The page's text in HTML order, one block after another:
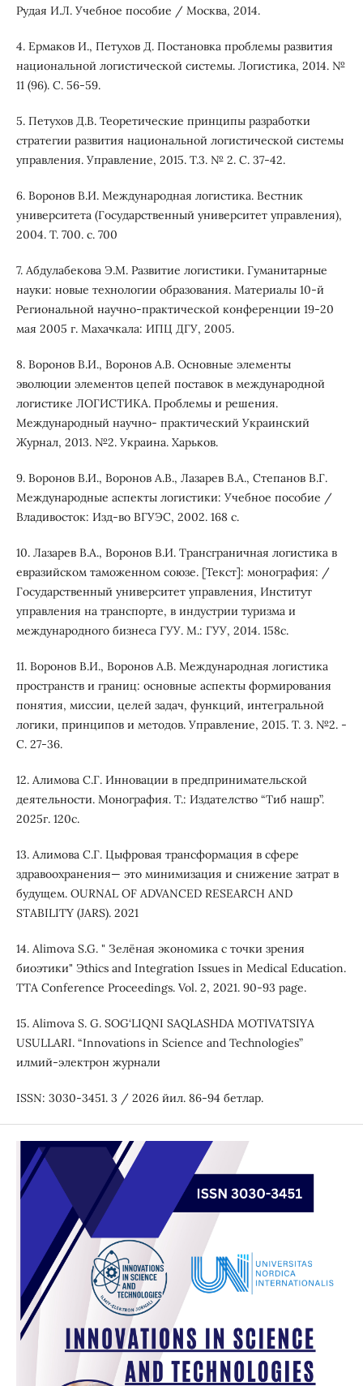
Рудая И.Л. Учебное пособие / Москва, 2014.
4. Ермаков И., Петухов Д. Постановка проблемы развития
национальной логистической системы. Логистика, 2014. №
11 (96). С. 56-59.
5. Петухов Д.В. Теоретические принципы разработки
стратегии развития национальной логистической системы
управления. Управление, 2015. Т.3. № 2. С. 37-42.
6. Воронов В.И. Международная логистика. Вестник
университета (Государственный университет управления),
2004. Т. 700. с. 700
7. Абдулабекова Э.М. Развитие логистики. Гуманитарные
науки: новые технологии образования. Материалы 10-й
Региональной научно-практической конференции 19-20
мая 2005 г. Махачкала: ИПЦ ДГУ, 2005.
8. Воронов В.И., Воронов А.В. Основные элементы
эволюции элементов цепей поставок в международной
логистике ЛОГИСТИКА. Проблемы и решения.
Международный научно- практический Украинский
Журнал, 2013. №2. Украина. Харьков.
9. Воронов В.И., Воронов А.В., Лазарев В.А., Степанов В.Г.
Международные аспекты логистики: Учебное пособие /
Владивосток: Изд-во ВГУЭС, 2002. 168 с.
10. Лазарев В.А., Воронов В.И. Трансграничная логистика в
евразийском таможенном союзе. [Текст]: монография: /
Государственный университет управления, Институт
управления на транспорте, в индустрии туризма и
международного бизнеса ГУУ. М.: ГУУ, 2014. 158с.
11. Воронов В.И., Воронов А.В. Международная логистика
пространств и границ: основные аспекты формирования
понятия, миссии, целей задач, функций, интегральной
логики, принципов и методов. Управление, 2015. Т. 3. №2. -
С. 27-36.
12. Алимова С.Г. Инновации в предпринимательской
деятельности. Монография. Т.: Издателство “Тиб нашр”.
2025г. 120с.
13. Алимова С.Г. Цыфровая трансформация в сфере
здравоохранения— это минимизация и снижение затрат в
будущем. OURNAL OF ADVANCED RESEARCH AND
STABILITY (JARS). 2021
14. Alimova S.G. " Зелёная экономика c точки зрения
биоэтики" Эthics and Integration Issues in Medical Education.
TTA Conference Proceedings. Vol. 2, 2021. 90-93 page.
15. Alimova S. G. SOG‘LIQNI SAQLASHDA MOTIVATSIYA
USULLARI. “Innovations in Science and Technologies”
илмий-электрон журнали
ISSN: 3030-3451. 3 / 2026 йил. 86-94 бетлар.